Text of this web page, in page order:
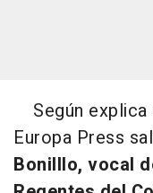
Según explica
Europa Press
Bonilllo, vocal